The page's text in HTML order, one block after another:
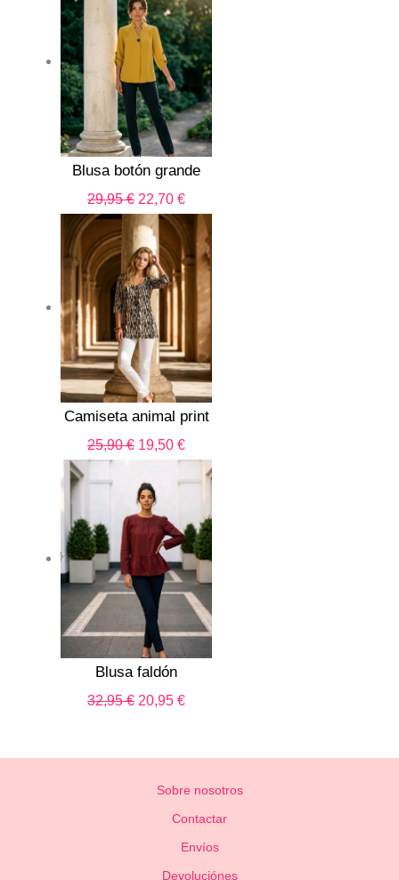
Blusa botón grande
29,95€
precio
original
era:
29,95 €.
22,70 €
precio
actual
es:
22,70 €.
Camiseta animal print
25,90€
El
precio
original
era:
25,90 €.
19,50 €
El
precio
actual
es:
19,50 €.
Blusa faldón
32,95€
precio
original
era:
32,95 €.
20,95 €
actual
es:
20,95 €.
Sobre nosotros
Contactar
Envíos
Devoluciónes